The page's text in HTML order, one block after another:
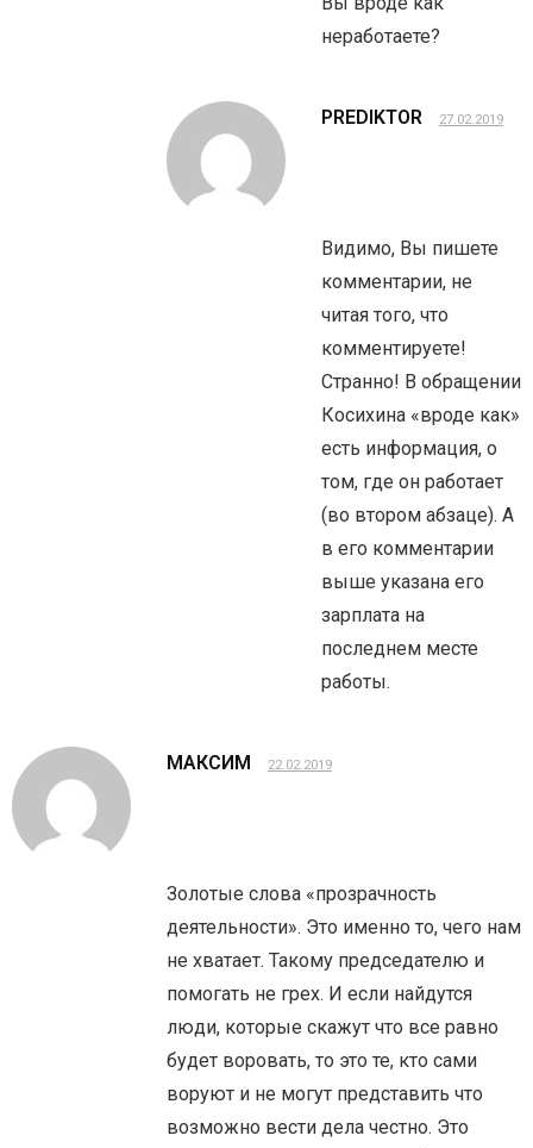
неработаете?
PREDIKTOR 27.02.2019
Видимо, Вы пишете
комментарии, не
читая того, что
комментируете!
Странно! В обращении
Косихина «вроде как»
есть информация, о
том, где он работает
(во втором абзаце). А
в его комментарии
выше указана его
зарплата на
последнем месте
работы.
МАКСИМ 22.02.2019
Золотые слова «прозрачность
деятельности». Это именно то, чего нам
не хватает. Такому председателю и
помогать не грех. И если найдутся
люди, которые скажут что все равно
будет воровать, то это те, кто сами
воруют и не могут представить что
возможно вести дела честно. Это